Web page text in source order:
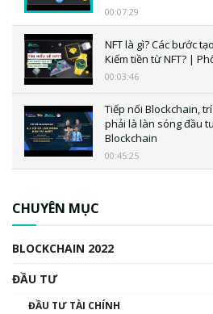
00:07:29
NFT là gì? Các bước
Kiếm tiền từ NFT? |
00:03:46
Tiếp nối Blockchain,
phải là làn sóng đầu
Blockchain
00:45:25
00:02:14
CHUYÊN MỤC
BLOCKCHAIN 2022
ĐẦU TƯ
ĐẦU TƯ TÀI CHÍNH